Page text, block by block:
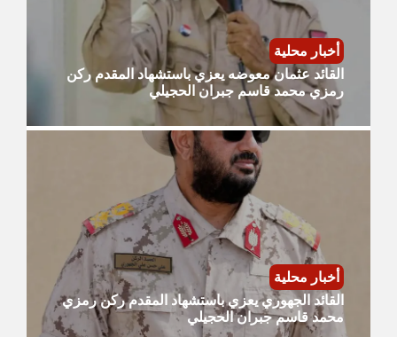
أخبار محلية
القائد عثمان معوضه يعزي باستشهاد المقدم ركن
رمزي محمد قاسم جبران الحجيلي
أخبار محلية
القائد الجهوري يعزي باستشهاد المقدم ركن رمزي
محمد قاسم جبران الحجيلي